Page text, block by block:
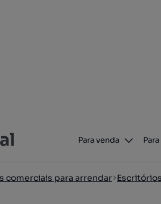
Para venda
comerciais para arrendar